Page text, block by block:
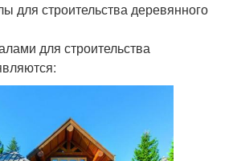
для строительства деревянного
для строительства